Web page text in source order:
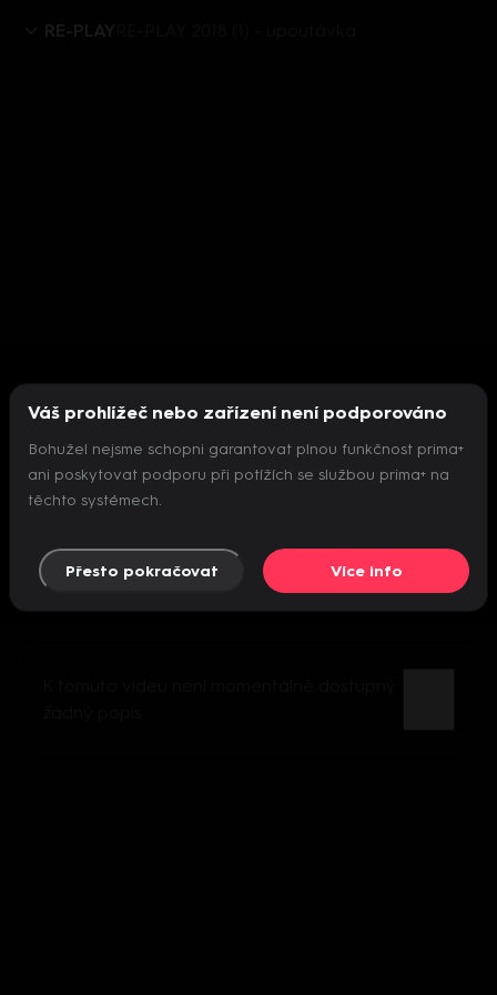
RE-PLAY
Nepodařilo se inicializovat přehrávač
Váš prohlížeč nebo zařízení není podporováno
Bohužel nejsme schopni garantovat plnou funkčnost prima+
ani poskytovat podporu při potížích se službou prima+ na
těchto systémech.
Přesto pokračovat Více info